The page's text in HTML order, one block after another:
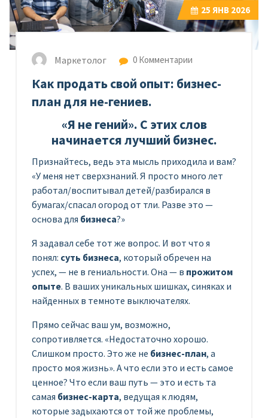
25 ЯНВ 2026
Маркетолог 0 Комментарии
Как продать свой опыт: бизнес-
план для не-гениев.
«Я не гений». С этих слов
начинается лучший бизнес.
Признайтесь, ведь эта мысль приходила и вам?
«У меня нет сверхзнаний. Я просто много лет
работал/воспитывал детей/разбирался в
бумагах/спасал огород от тли. Разве это —
основа для бизнеса?»
Я задавал себе тот же вопрос. И вот что я
понял: суть бизнеса, который обречен на
успех, — не в гениальности. Она — в прожитом
опыте. В ваших уникальных шишках, синяках и
найденных в темноте выключателях.
Прямо сейчас ваш ум, возможно,
сопротивляется. «Недостаточно хорошо.
Слишком просто. Это же не бизнес-план, а
просто моя жизнь». А что если это и есть самое
ценное? Что если ваш путь — это и есть та
самая бизнес-карта, ведущая к людям,
которые задыхаются от той же проблемы,